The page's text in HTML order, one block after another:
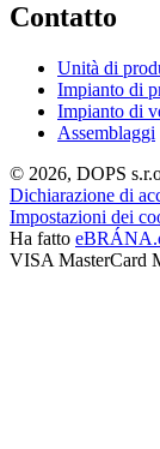
Contatto
Unità di
Impianto di
Impianto di
Assemblaggi
© 2026, DOPS
Dichiarazione di
Impostazioni dei
Ha fatto
VISA MasterCard